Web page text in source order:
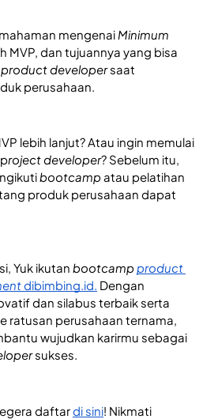
mengenai Minimum
MVP, dan tujuannya yang bisa
product developer saat
perusahaan.
lebih lanjut? Atau ingin memulai
roject developer? Sebelum itu,
bootcamp atau pelatihan
produk perusahaan dapat
Yuk ikutan bootcampproduct
dibimbing.id. Dengan
dan silabus terbaik serta
ratusan perusahaan ternama,
wujudkan karirmu sebagai
sukses.
daftardi sini! Nikmati